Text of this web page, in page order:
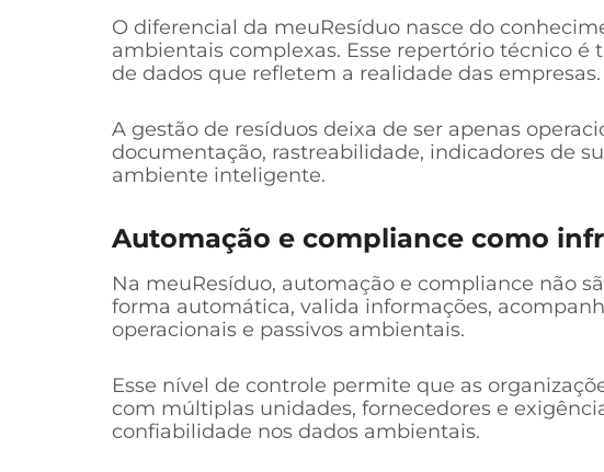
O diferencial da meuResíduo nasce do
ambientais complexas. Esse repertório técnico
de dados que refletem a realidade das empresas.
A gestão de resíduos deixa de ser apenas
documentação, rastreabilidade, indicadores de
ambiente inteligente.
Automação e compliance como
Na meuResíduo, automação e compliance não
forma automática, valida informações,
operacionais e passivos ambientais.
Esse nível de controle permite que as
com múltiplas unidades, fornecedores e
confiabilidade nos dados ambientais.